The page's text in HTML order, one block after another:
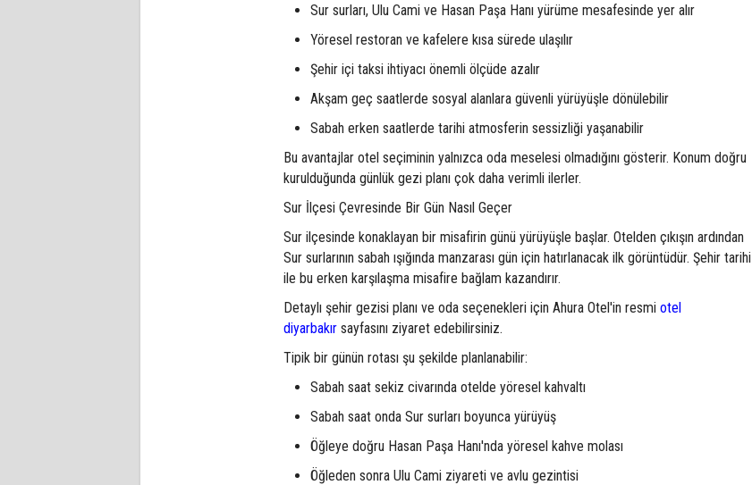
Sur surları, Ulu Cami ve Hasan Paşa Hanı yürüme mesafesinde yer alır
Yöresel restoran ve kafelere kısa sürede ulaşılır
Şehir içi taksi ihtiyacı önemli ölçüde azalır
Akşam geç saatlerde sosyal alanlara güvenli yürüyüşle dönülebilir
Sabah erken saatlerde tarihi atmosferin sessizliği yaşanabilir
Bu avantajlar otel seçiminin yalnızca oda meselesi olmadığını gösterir. Konum doğru
kurulduğunda günlük gezi planı çok daha verimli ilerler.
Sur İlçesi Çevresinde Bir Gün Nasıl Geçer
Sur ilçesinde konaklayan bir misafirin günü yürüyüşle başlar. Otelden çıkışın ardından
Sur surlarının sabah ışığında manzarası gün için hatırlanacak ilk görüntüdür. Şehir tarihi
ile bu erken karşılaşma misafire bağlam kazandırır.
Detaylı şehir gezisi planı ve oda seçenekleri için Ahura Otel'in resmi otel
diyarbakır sayfasını ziyaret edebilirsiniz.
Tipik bir günün rotası şu şekilde planlanabilir:
Sabah saat sekiz civarında otelde yöresel kahvaltı
Sabah saat onda Sur surları boyunca yürüyüş
Öğleye doğru Hasan Paşa Hanı'nda yöresel kahve molası
Öğleden sonra Ulu Cami ziyareti ve avlu gezintisi